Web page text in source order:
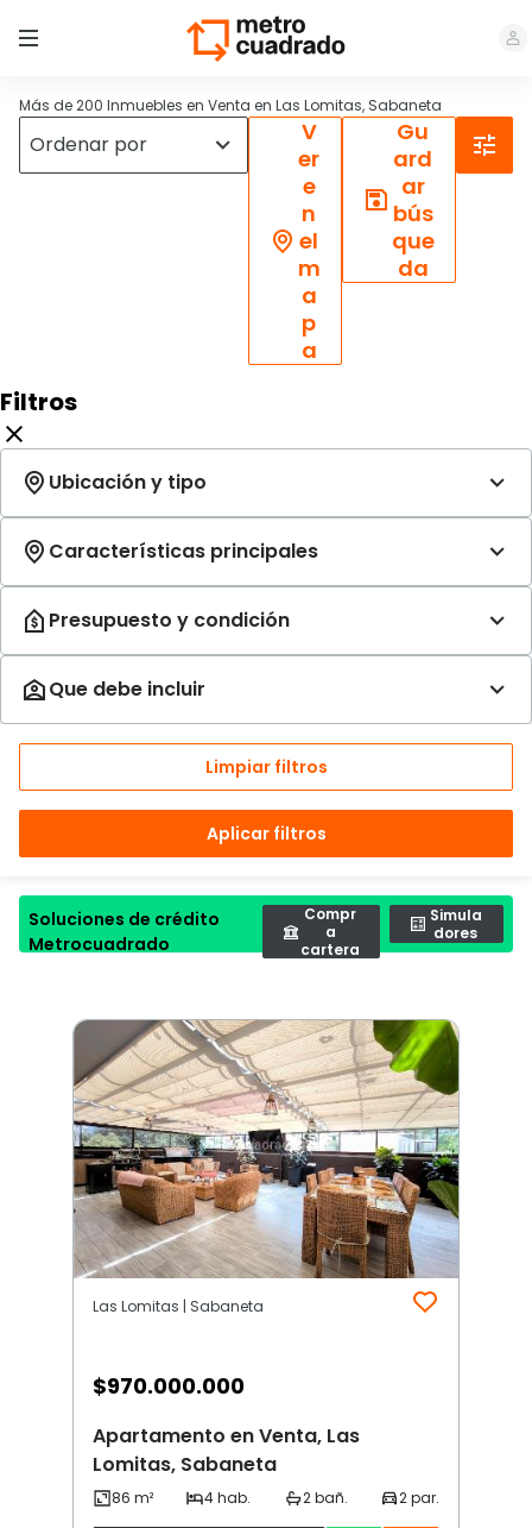
Más de 200 Inmuebles en Venta en Las Lomitas, Sabaneta
V
er
e
n
el
m
a
p
a
Gu
ard
ar
bús
que
da
Filtros
Limpiar filtros
Aplicar filtros
Soluciones de crédito
Metrocuadrado
Compr
a
cartera
Simula
dores
Las Lomitas | Sabaneta
$970.000.000
Apartamento en Venta, Las
Lomitas, Sabaneta